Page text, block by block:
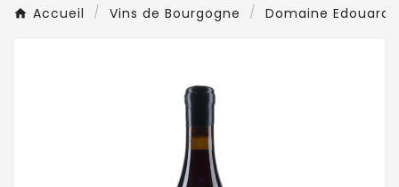
Accueil Vins de Bourgogne Domaine Edouard